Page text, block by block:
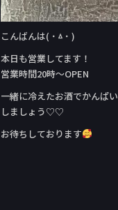
こんばんは( ˙ㅿ˙ )
本日も営業してます！
営業時間20時〜OPEN
一緒に冷えたお酒でかんぱい
しましょう♡♡
お待ちしております